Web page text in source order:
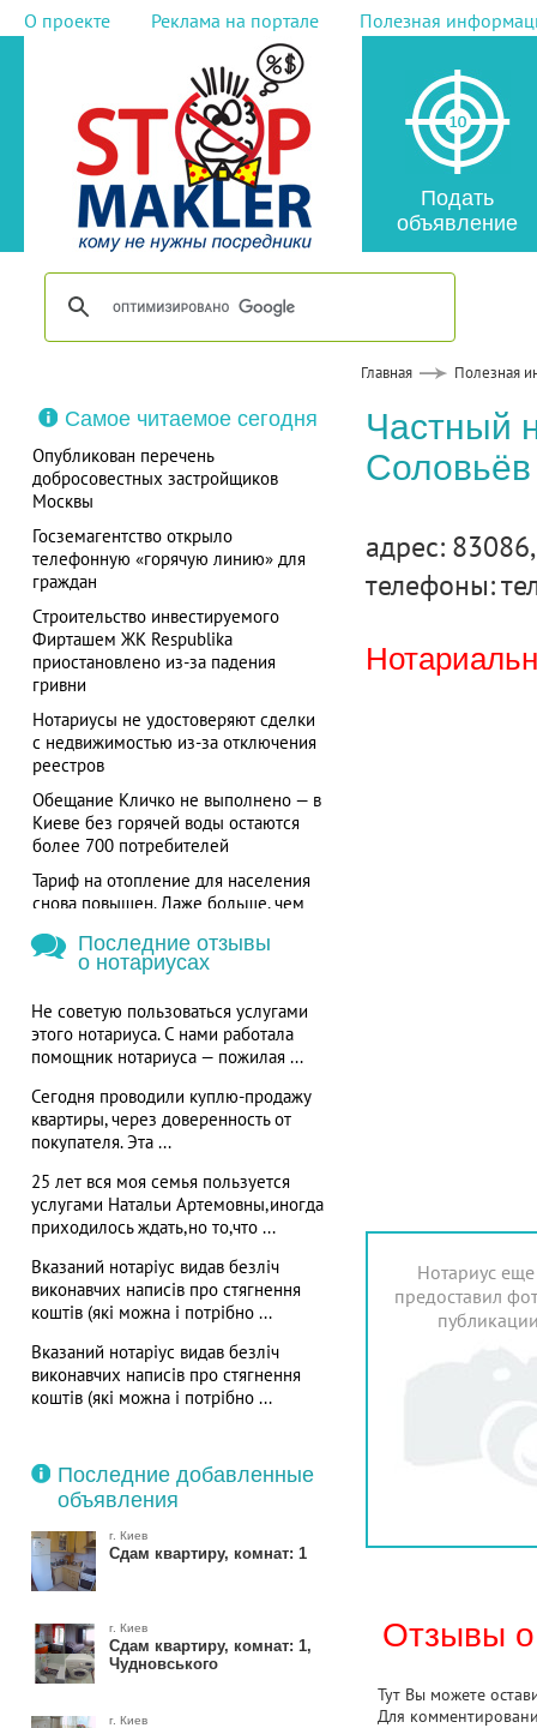
О проекте Реклама на портале Полезная
Подать
объявление
Главная Полезная
Самое читаемое сегодня
Опубликован перечень
добросовестных застройщиков
Москвы
Госземагентство открыло
телефонную «горячую линию» для
граждан
Строительство инвестируемого
Фирташем ЖК Respublika
приостановлено из-за падения
гривни
Нотариусы не удостоверяют сделки
с недвижимостью из-за отключения
реестров
Обещание Кличко не выполнено — в
Киеве без горячей воды остаются
более 700 потребителей
Тариф на отопление для населения
снова повышен. Даже больше, чем
Последние отзывы
о нотариусах
Не советую пользоваться услугами
этого нотариуса. С нами работала
помощник нотариуса — пожилая ...
Сегодня проводили куплю-продажу
квартиры, через доверенность от
покупателя. Эта ...
25 лет вся моя семья пользуется
услугами Натальи Артемовны,иногда
приходилось ждать,но то,что ...
Вказаний нотаріус видав безліч
виконавчих написів про стягнення
коштів (які можна і потрібно ...
Вказаний нотаріус видав безліч
виконавчих написів про стягнення
коштів (які можна і потрібно ...
Последние добавленные
объявления
г. Киев
Сдам квартиру, комнат: 1
г. Киев
Сдам квартиру, комнат: 1,
Чудновського
г. Киев
Частный
адрес:
телефоны:
Нотариус
предоставил
Отзывы о
Тут Вы можете
Для